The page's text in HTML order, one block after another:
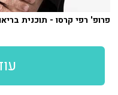
פרופ' רפי קרסו - תוכנית